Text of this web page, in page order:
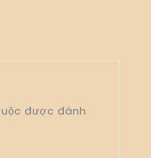
được đánh